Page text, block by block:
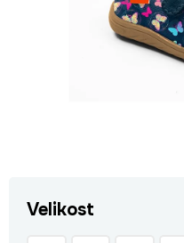
Velikost